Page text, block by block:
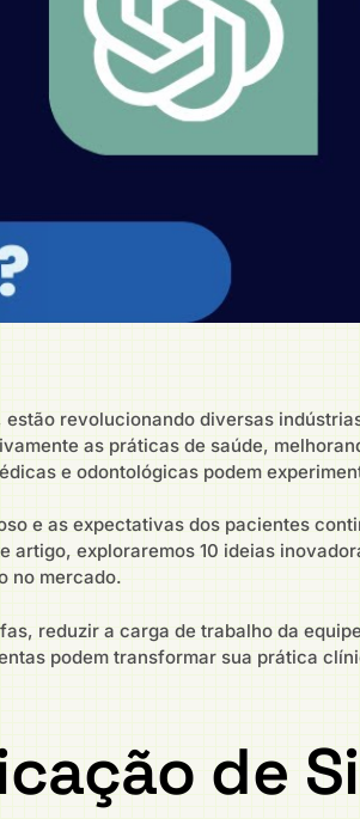
revolucionando diversas
as práticas de saúde,
e odontológicas podem
e as expectativas dos pacientes
exploraremos 10 ideias
no mercado.
reduzir a carga de trabalho da
podem transformar sua prática
de